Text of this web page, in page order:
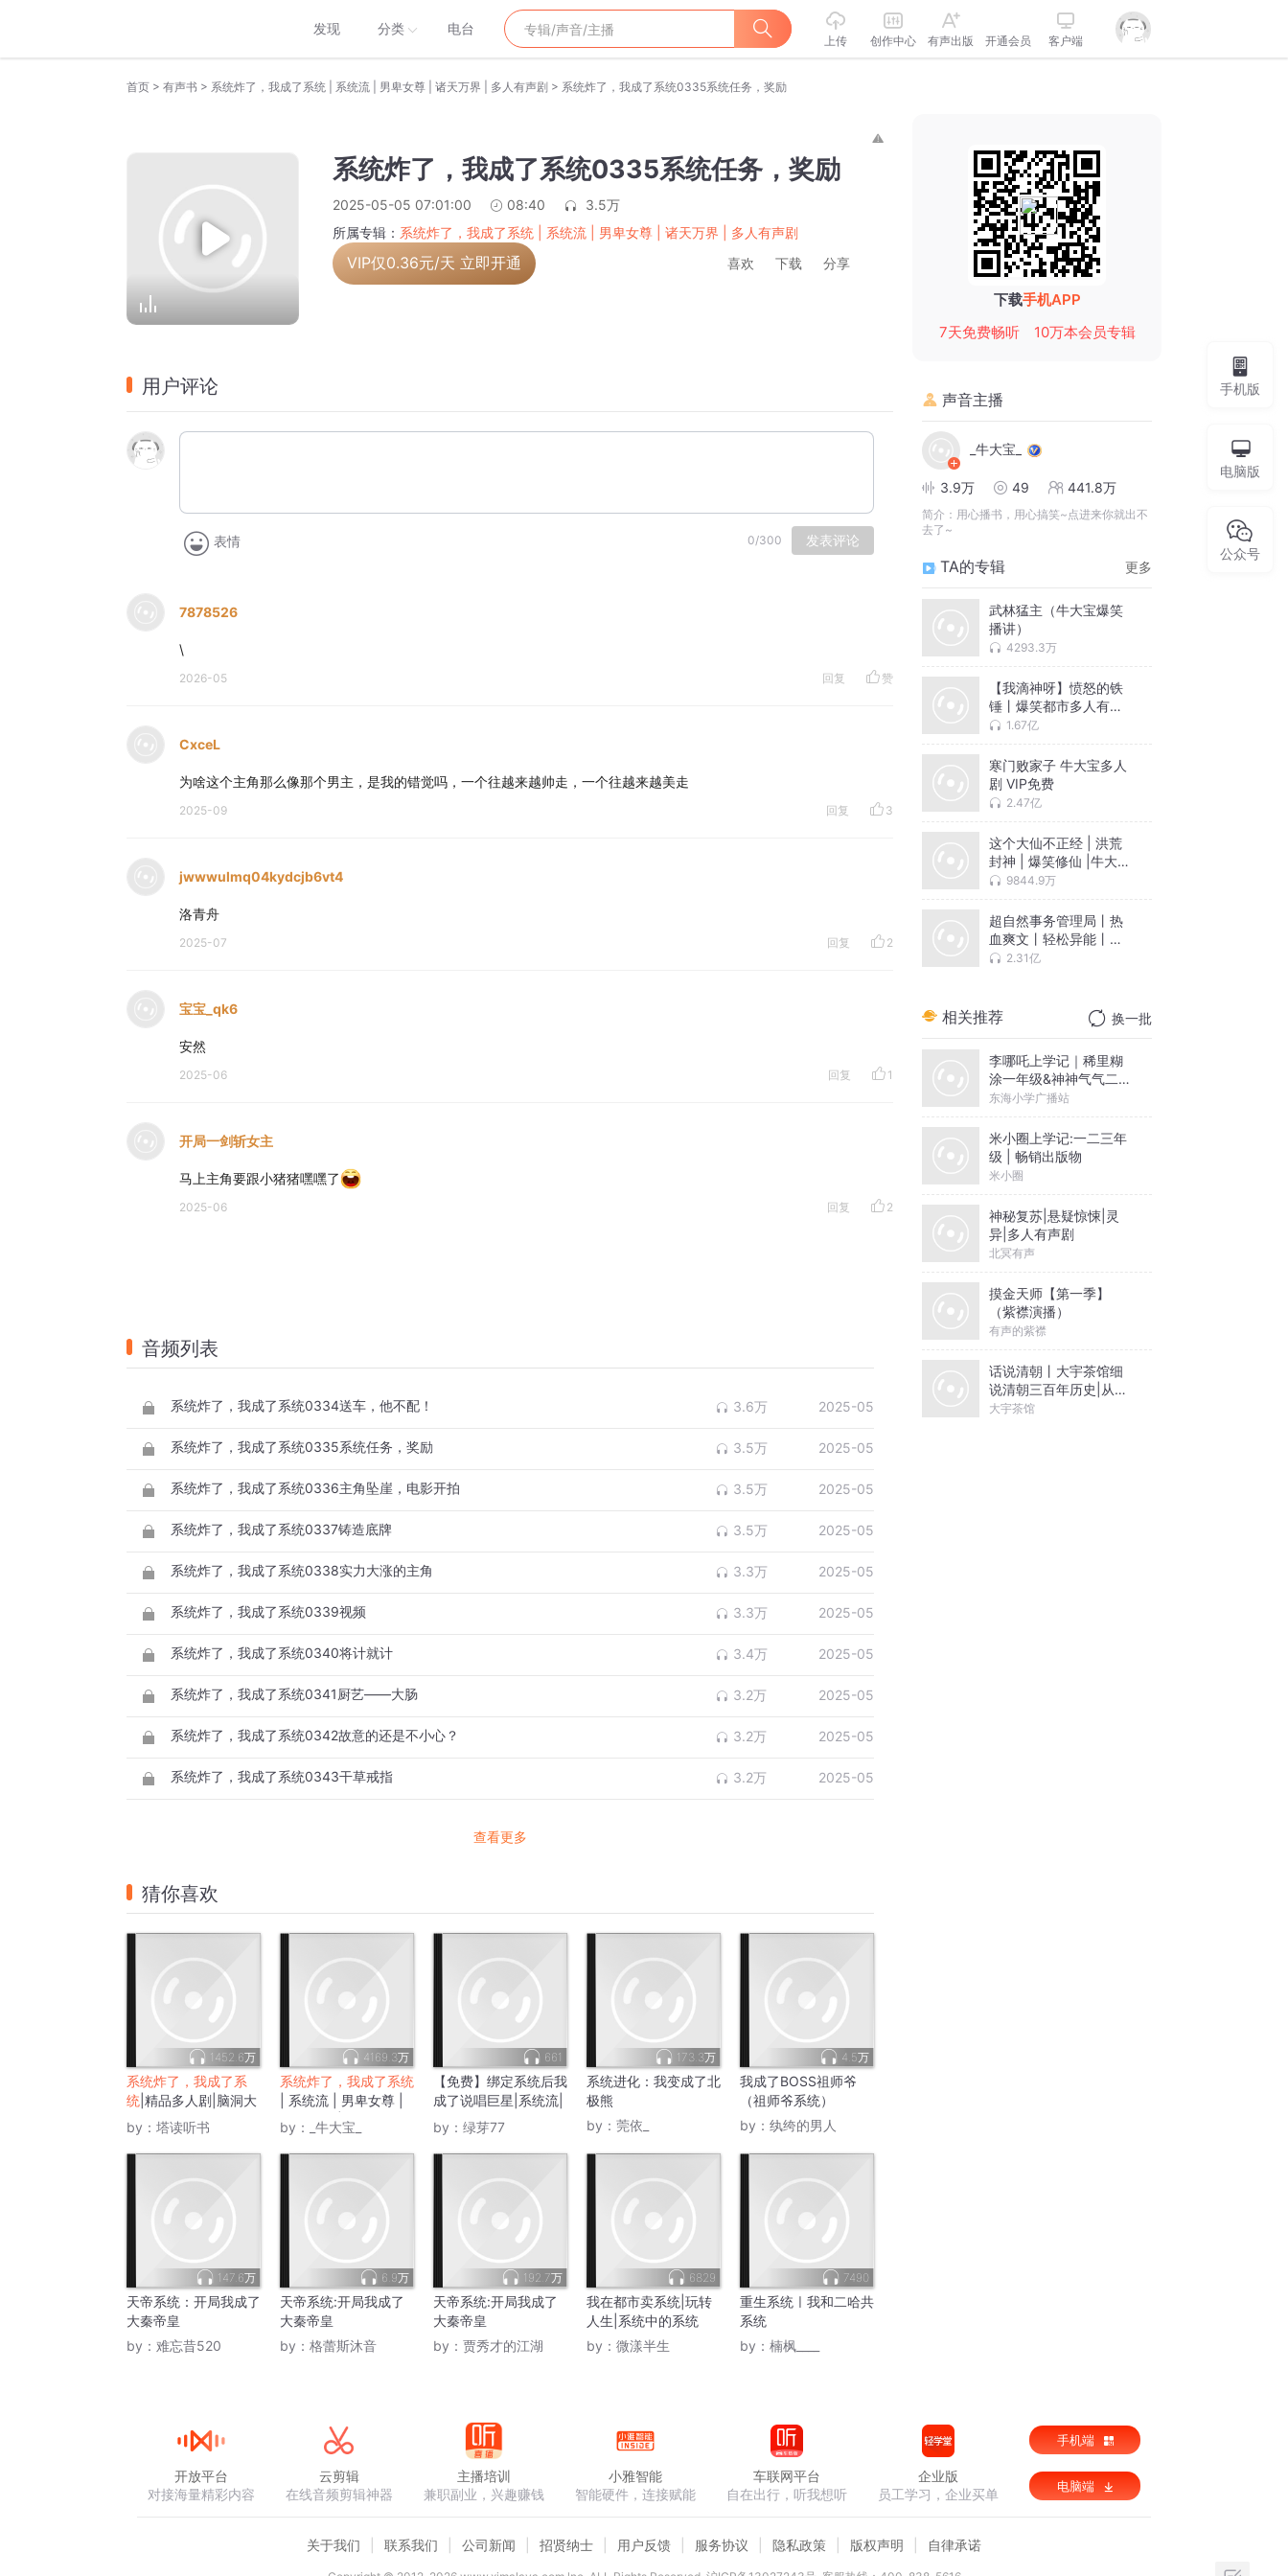
发现 分类 电台
上传 创作中心 有声出版 开通会员 客户端
首页 > 有声书 > 系统炸了，我成了系统 | 系统流 | 男卑女尊 | 诸天万界 | 多人有声剧 > 系统炸了，我成了系统0335系统任务，奖励
系统炸了，我成了系统0335系统任务，奖励
2025-05-05 07:01:00 08:40
3.5万
所属专辑： 系统炸了，我成了系统 | 系统流 | 男卑女尊 | 诸天万界 | 多人有声剧
VIP仅0.36元/天 立即开通 喜欢 下载 分享
用户评论
表情 0/300 发表评论
7878526
\
2026-05 回复 赞
CxceL
为啥这个主角那么像那个男主，是我的错觉吗，一个往越来越帅走，一个往越来越美走
2025-09 回复 3
jwwwulmq04kydcjb6vt4
洛青舟
2025-07 回复 2
宝宝_qk6
安然
2025-06 回复 1
开局一剑斩女主
马上主角要跟小猪猪嘿嘿了
2025-06 回复 2
音频列表
系统炸了，我成了系统0334送车，他不配！ 3.6万 2025-05
系统炸了，我成了系统0335系统任务，奖励 3.5万 2025-05
系统炸了，我成了系统0336主角坠崖，电影开拍 3.5万 2025-05
系统炸了，我成了系统0337铸造底牌 3.5万 2025-05
系统炸了，我成了系统0338实力大涨的主角 3.3万 2025-05
系统炸了，我成了系统0339视频 3.3万 2025-05
系统炸了，我成了系统0340将计就计 3.4万 2025-05
系统炸了，我成了系统0341厨艺——大肠 3.2万 2025-05
系统炸了，我成了系统0342故意的还是不小心？ 3.2万 2025-05
系统炸了，我成了系统0343干草戒指 3.2万 2025-05
查看更多
猜你喜欢
1452.6万
系统炸了，我成了系
统 |精品多人剧|脑洞大
开包你爽
by： 塔读听书
4169.3万
系统炸了，我成了系统
| 系统流 | 男卑女尊 |
诸天万界 | 多人有声剧
by： _牛大宝_
661
【免费】绑定系统后我
成了说唱巨星|系统流|
逆袭
by： 绿芽77
173.3万
系统进化：我变成了北
极熊
by： 莞依_
4.5万
我成了BOSS祖师爷
（祖师爷系统）
by： 纨绔的男人
147.6万
天帝系统：开局我成了
大秦帝皇
by： 难忘昔520
6.9万
天帝系统:开局我成了
大秦帝皇
by： 格蕾斯沐音
192.7万
天帝系统:开局我成了
大秦帝皇
by： 贾秀才的江湖
6829
我在都市卖系统|玩转
人生|系统中的系统
by： 微漾半生
7490
重生系统ㅣ我和二哈共
系统
by： 楠枫____
下载手机APP
7天免费畅听
10万本会员专辑
声音主播
_牛大宝_
3.9万 49 441.8万
简介： 用心播书，用心搞笑~点进来你就出不
去了~
TA的专辑 更多
武林猛主（牛大宝爆笑
播讲）
4293.3万
【我滴神呀】愤怒的铁
锤丨爆笑都市多人有声
剧（牛大宝&茵蔚&猫豆
1.67亿
寒门败家子 牛大宝多人
剧 VIP免费
2.47亿
这个大仙不正经 | 洪荒
封神 | 爆笑修仙 |牛大宝
演播 | 勿扰封神 | 多人
9844.9万
超自然事务管理局丨热
血爽文丨轻松异能丨牛
大宝猫豆豆领衔多人有
2.31亿
相关推荐 换一批
李哪吒上学记｜稀里糊
涂一年级&神神气气二年
级
东海小学广播站
米小圈上学记:一二三年
级 | 畅销出版物
米小圈
神秘复苏|悬疑惊悚|灵
异|多人有声剧
北冥有声
摸金天师【第一季】
（紫襟演播）
有声的紫襟
话说清朝丨大宇茶馆细
说清朝三百年历史|从努
尔哈赤到末代皇帝溥仪|
大宇茶馆
手机版
电脑版
公众号
开放平台
对接海量精彩内容
云剪辑
在线音频剪辑神器
主播培训
兼职副业，兴趣赚钱
小雅智能
智能硬件，连接赋能
车联网平台
自在出行，听我想听
企业版
员工学习，企业买单
手机端
电脑端
关于我们 联系我们 公司新闻 招贤纳士 用户反馈 服务协议 隐私政策 版权声明 自律承诺